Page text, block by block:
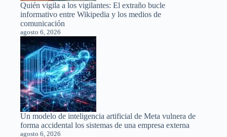
Quién vigila a los vigilantes: El extraño bucle
informativo entre Wikipedia y los medios de
comunicación
agosto 6, 2026
Un modelo de inteligencia artificial de Meta vulnera de
forma accidental los sistemas de una empresa externa
agosto 6, 2026